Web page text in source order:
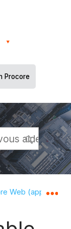
Procore
hiérarchie
Web